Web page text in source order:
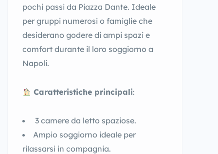
pochi passi da Piazza Dante. Ideale
per gruppi numerosi o famiglie che
desiderano godere di ampi spazi e
comfort durante il loro soggiorno a
Napoli.
Caratteristiche principali:
3 camere da letto spaziose.
Ampio soggiorno ideale per
rilassarsi in compagnia.